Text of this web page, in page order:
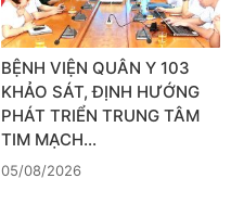
BỆNH VIỆN QUÂN Y 103
KHẢO SÁT, ĐỊNH HƯỚNG
PHÁT TRIỂN TRUNG TÂM
TIM MẠCH…
05/08/2026